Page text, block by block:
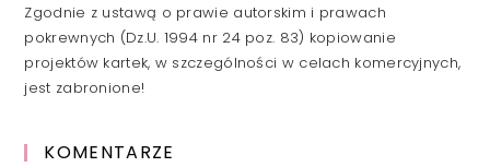
Zgodnie z ustawą o prawie autorskim i prawach
pokrewnych (Dz.U. 1994 nr 24 poz. 83) kopiowanie
projektów kartek, w szczególności w celach komercyjnych,
jest zabronione!
KOMENTARZE